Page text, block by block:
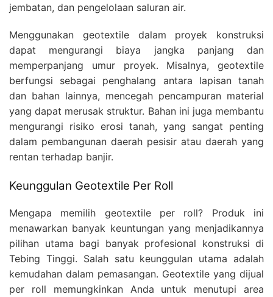
jembatan, dan pengelolaan saluran air.
Menggunakan geotextile dalam proyek konstruksi
dapat mengurangi biaya jangka panjang dan
memperpanjang umur proyek. Misalnya, geotextile
berfungsi sebagai penghalang antara lapisan tanah
dan bahan lainnya, mencegah pencampuran material
yang dapat merusak struktur. Bahan ini juga membantu
mengurangi risiko erosi tanah, yang sangat penting
dalam pembangunan daerah pesisir atau daerah yang
rentan terhadap banjir.
Keunggulan Geotextile Per Roll
Mengapa memilih geotextile per roll? Produk ini
menawarkan banyak keuntungan yang menjadikannya
pilihan utama bagi banyak profesional konstruksi di
Tebing Tinggi. Salah satu keunggulan utama adalah
kemudahan dalam pemasangan. Geotextile yang dijual
per roll memungkinkan Anda untuk menutupi area